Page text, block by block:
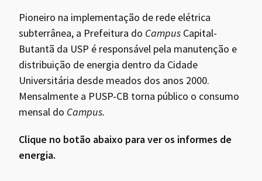
Pioneiro na implementação de rede elétrica
subterrânea, a Prefeitura do Campus Capital-
Butantã da USP é responsável pela manutenção e
distribuição de energia dentro da Cidade
Universitária desde meados dos anos 2000.
Mensalmente a PUSP-CB torna público o consumo
mensal do Campus.
Clique no botão abaixo para ver os informes de
energia.